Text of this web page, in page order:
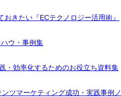
きたい『ECテクノロジー活用術』
ウ・事例集
・効率化するためのお役立ち資料集
ツマーケティング成功・実践事例